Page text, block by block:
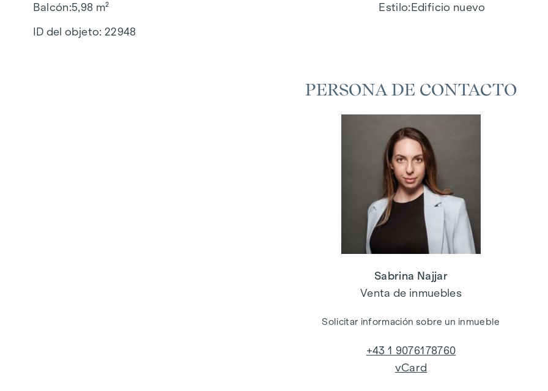
Balcón 5,98 m²
Estilo Edificio nuevo
ID del objeto: 22948
PERSONA DE CONTACTO
Sabrina Najjar
Venta de inmuebles
Solicitar información sobre un inmueble
+43 1 9076178760
vCard